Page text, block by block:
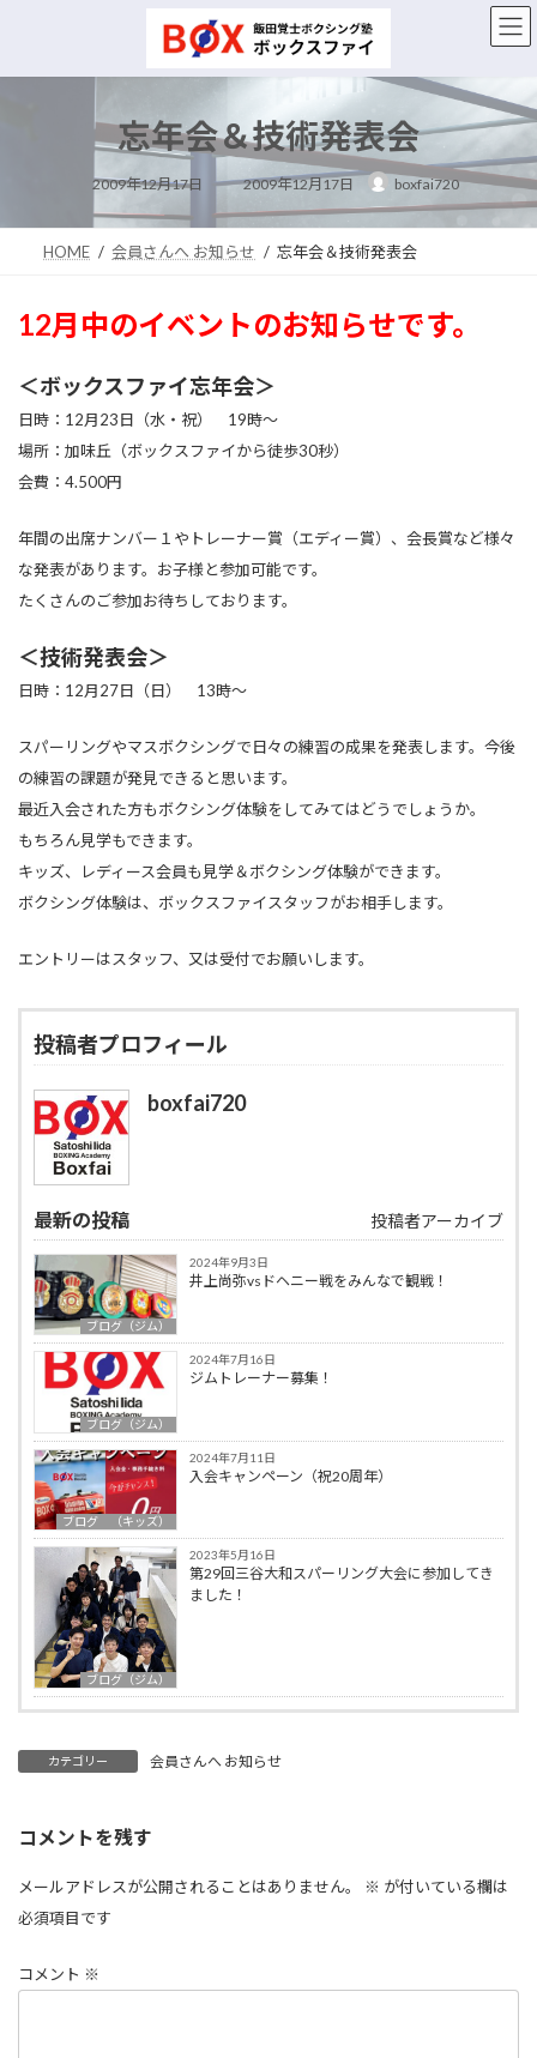
ン
プ
ー
動
忘年会＆技術発表会
2009年12月17日
終
新
日
時
:
2009年12月17日 boxfai720
HOME 会員さんへ お知らせ 忘年会＆技術発表会
12月中のイベントのお知らせです。
＜ボックスファイ忘年会＞
日時：12月23日（水・祝） 19時～
場所：加味丘（ボックスファイから徒歩30秒）
会費：4.500円
年間の出席ナンバー１やトレーナー賞（エディー賞）、会長賞など様々
な発表があります。お子様と参加可能です。
たくさんのご参加お待ちしております。
＜技術発表会＞
日時：12月27日（日） 13時～
スパーリングやマスボクシングで日々の練習の成果を発表します。今後
の練習の課題が発見できると思います。
最近入会された方もボクシング体験をしてみてはどうでしょうか。
もちろん見学もできます。
キッズ、レディース会員も見学＆ボクシング体験ができます。
ボクシング体験は、ボックスファイスタッフがお相手します。
エントリーはスタッフ、又は受付でお願いします。
投稿者プロフィール
boxfai720
最新の投稿 投稿者アーカイブ
ブログ（ジム）
2024年9月3日
井上尚弥vsドヘニー戦をみんなで観戦！
ブログ（ジム）
2024年7月16日
ジムトレーナー募集！
ブログ （キッズ）
2024年7月11日
入会キャンペーン（祝20周年）
ブログ（ジム）
2023年5月16日
第29回三谷大和スパーリング大会に参加してき
ました！
カテゴリー 会員さんへ お知らせ
コメントを残す
メールアドレスが公開されることはありません。 ※ が付いている欄は
必須項目です
コメント ※